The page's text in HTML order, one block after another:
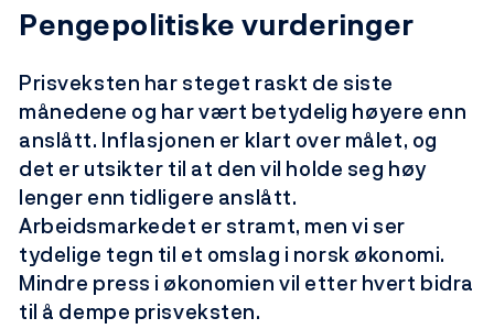
Pengepolitiske vurderinger
Prisveksten har steget raskt de siste
månedene og har vært betydelig høyere enn
anslått. Inflasjonen er klart over målet, og
det er utsikter til at den vil holde seg høy
lenger enn tidligere anslått.
Arbeidsmarkedet er stramt, men vi ser
tydelige tegn til et omslag i norsk økonomi.
Mindre press i økonomien vil etter hvert bidra
til å dempe prisveksten.